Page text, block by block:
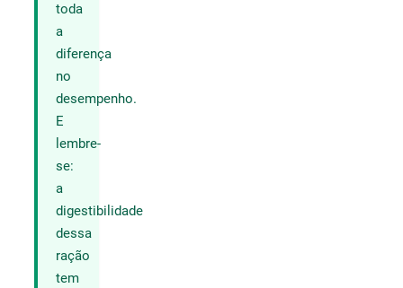
toda
a
diferença
no
desempenho.
E
lembre-
se:
a
digestibilidade
dessa
ração
tem